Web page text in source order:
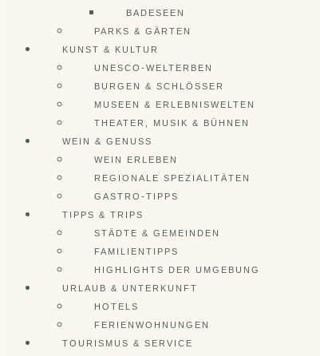
BADESEEN
PARKS & GÄRTEN
KUNST & KULTUR
UNESCO-WELTERBEN
BURGEN & SCHLÖSSER
MUSEEN & ERLEBNISWELTEN
THEATER, MUSIK & BÜHNEN
WEIN & GENUSS
WEIN ERLEBEN
REGIONALE SPEZIALITÄTEN
GASTRO-TIPPS
TIPPS & TRIPS
STÄDTE & GEMEINDEN
FAMILIENTIPPS
HIGHLIGHTS DER UMGEBUNG
URLAUB & UNTERKUNFT
HOTELS
FERIENWOHNUNGEN
TOURISMUS & SERVICE